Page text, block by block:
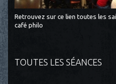
Retrouvez sur ce lien toutes les
café philo
TOUTES LES SÉANCES